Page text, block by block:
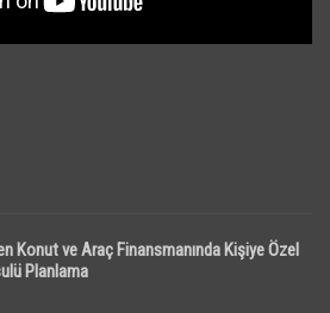
Konut ve Araç Finansmanında Kişiye Özel
Planlama